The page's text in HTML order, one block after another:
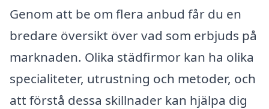
Genom att be om flera anbud får du en
bredare översikt över vad som erbjuds på
marknaden. Olika städfirmor kan ha olika
specialiteter, utrustning och metoder, och
att förstå dessa skillnader kan hjälpa dig